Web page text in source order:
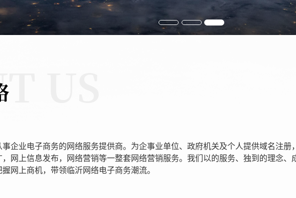
企业电子商务的网络服务提供商。为企事业单位、政府机关及个人提供域名注册
网上信息发布，网络营销等一整套网络营销服务。我们以的服务、独到的理念、
网上商机，带领临沂网络电子商务潮流。